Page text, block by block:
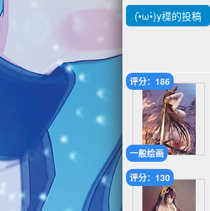
(•̀ω•́)y楪的投稿
一般绘画
评分：186
评分：130